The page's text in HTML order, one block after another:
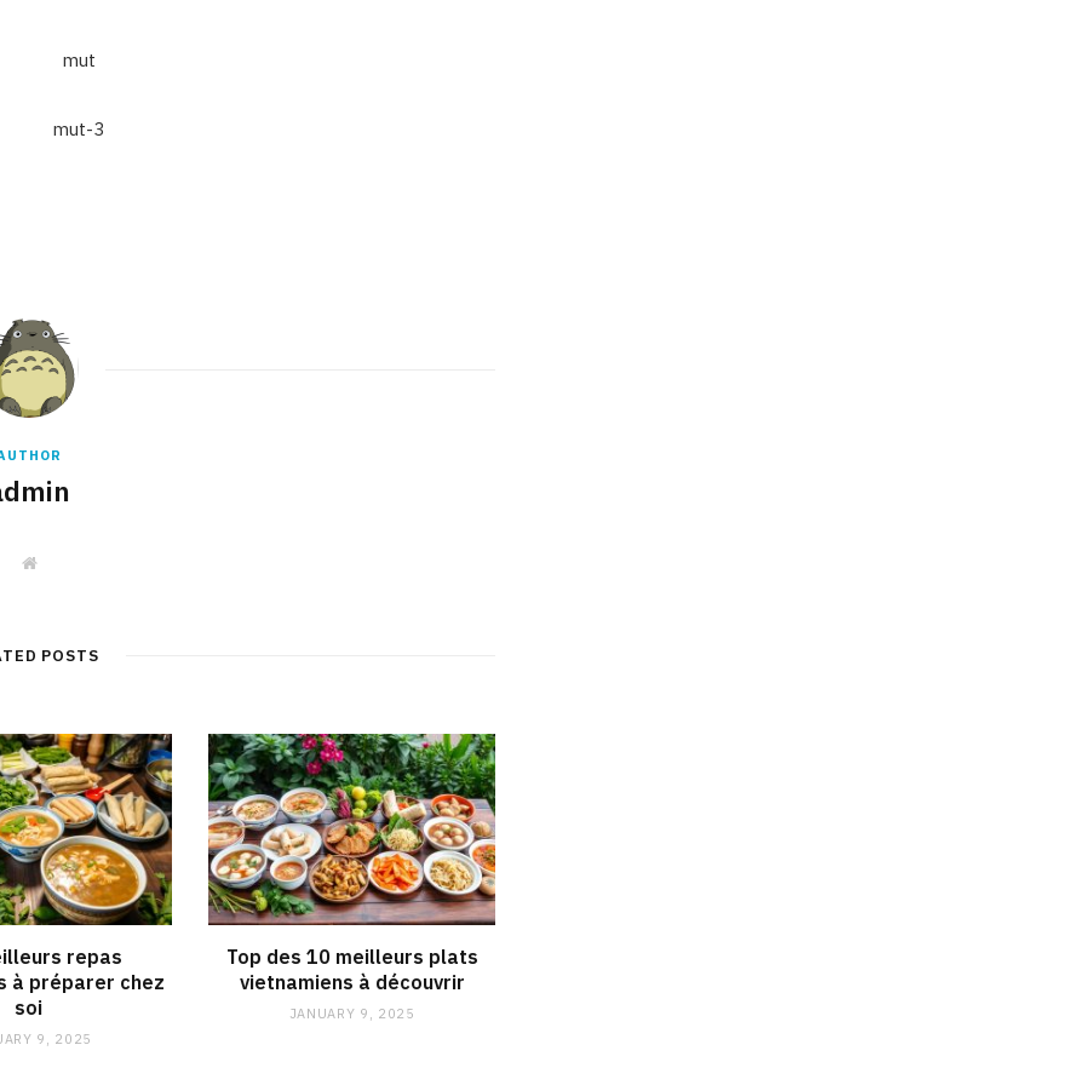
W
ePOSTS
repas
à préparer chez
soi
9, 2025
Top des 10 meilleurs plats
vietnamiens à découvrir
JANUARY 9, 2025